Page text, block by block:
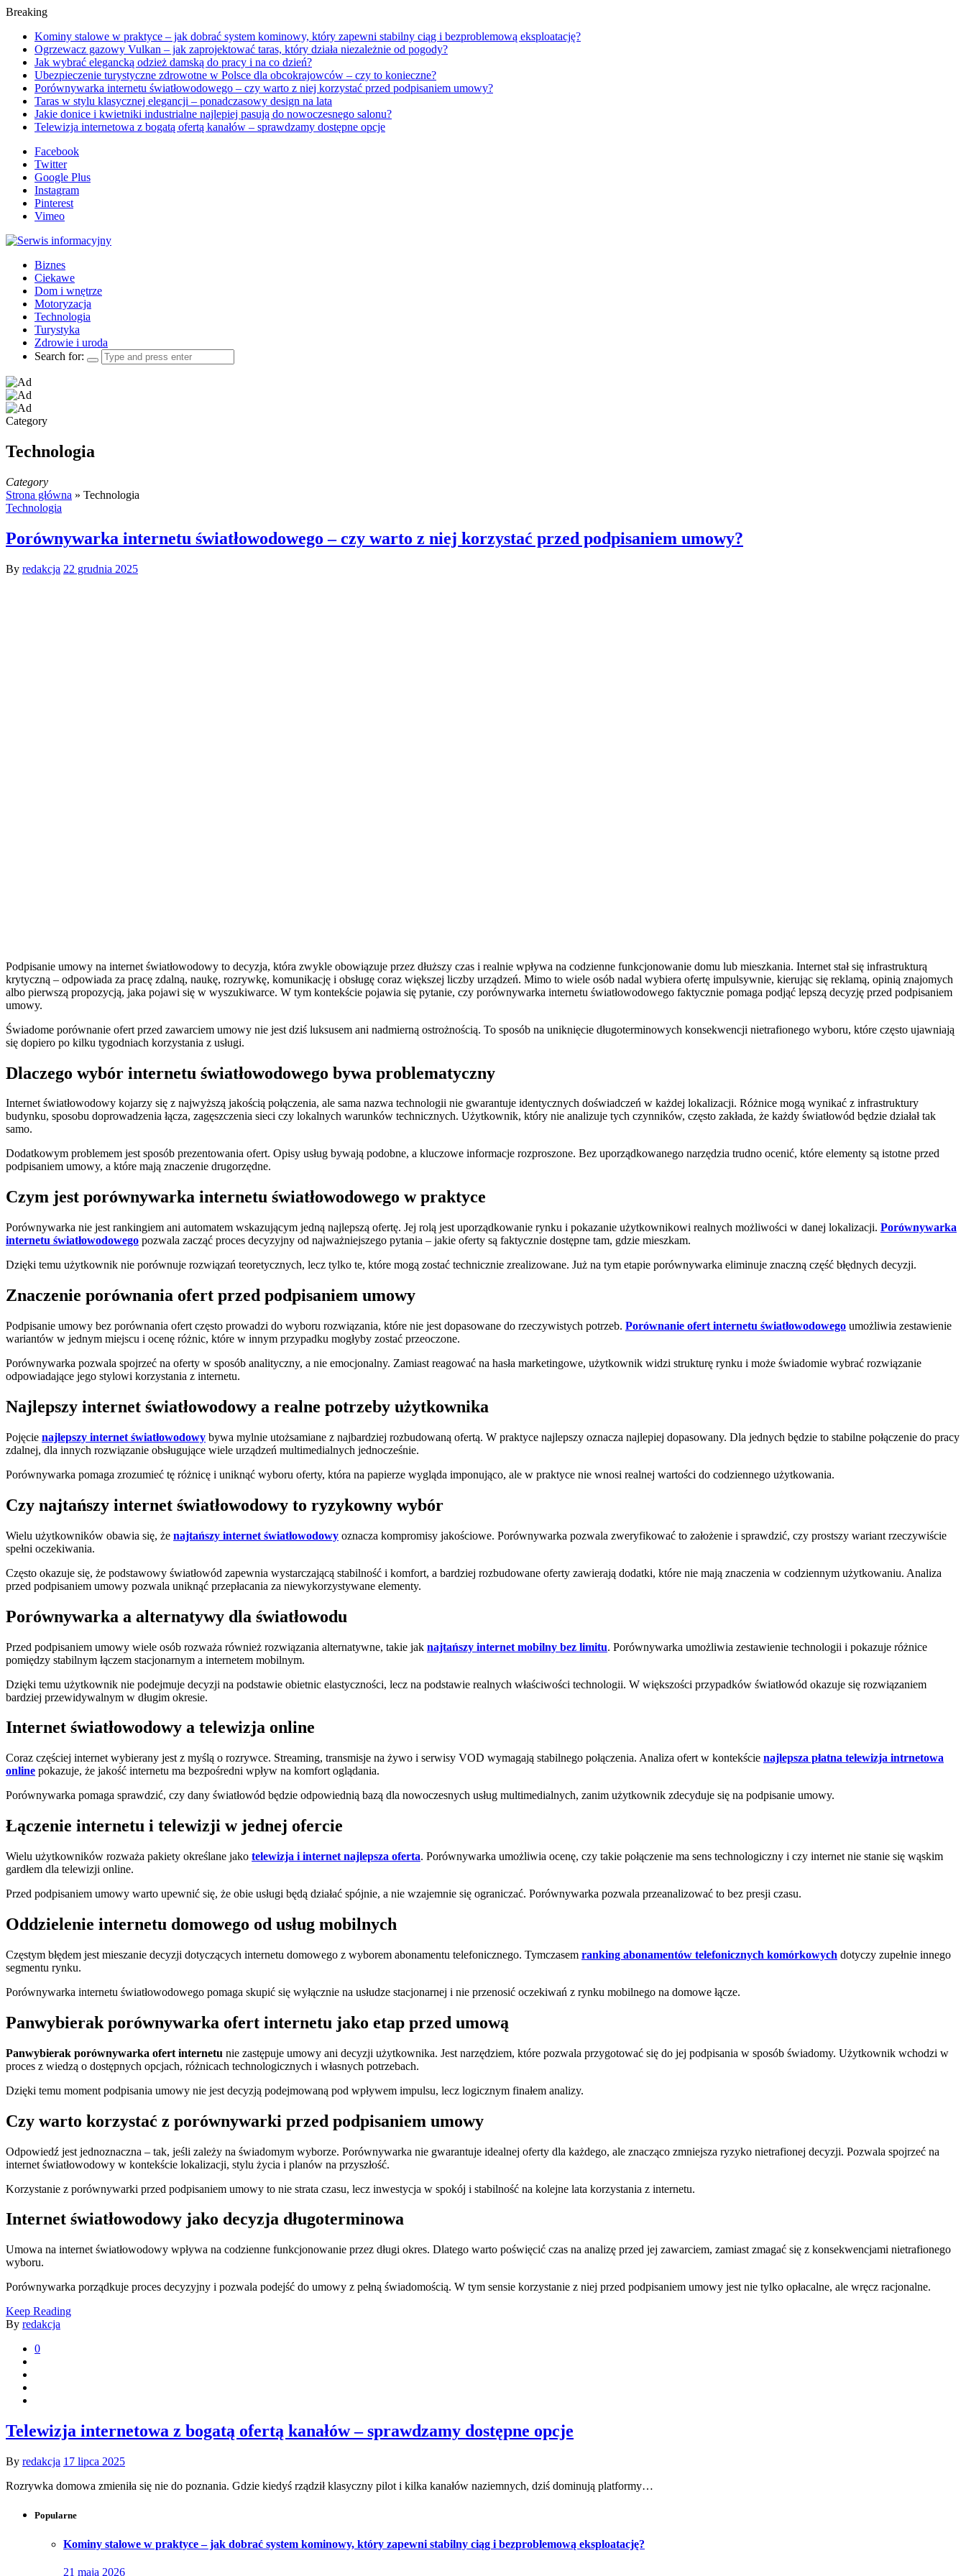
Breaking
Kominy stalowe w praktyce – jak dobrać system kominowy, który zapewni stabilny ciąg i bezproblemową eksploatację?
Ogrzewacz gazowy Vulkan – jak zaprojektować taras, który działa niezależnie od pogody?
Jak wybrać elegancką odzież damską do pracy i na co dzień?
Ubezpieczenie turystyczne zdrowotne w Polsce dla obcokrajowców – czy to konieczne?
Porównywarka internetu światłowodowego – czy warto z niej korzystać przed podpisaniem umowy?
Taras w stylu klasycznej elegancji – ponadczasowy design na lata
Jakie donice i kwietniki industrialne najlepiej pasują do nowoczesnego salonu?
Telewizja internetowa z bogatą ofertą kanałów – sprawdzamy dostępne opcje
Facebook
Twitter
Google Plus
Instagram
Pinterest
Vimeo
Biznes
Ciekawe
Dom i wnętrze
Motoryzacja
Technologia
Turystyka
Zdrowie i uroda
Search for:
Category
Technologia
Category
Strona główna » Technologia
Technologia
Porównywarka internetu światłowodowego – czy warto z niej korzystać przed podpisaniem umowy?
By redakcja 22 grudnia 2025
Podpisanie umowy na internet światłowodowy to decyzja, która zwykle obowiązuje przez dłuższy czas i realnie wpływa na codzienne funkcjonowanie domu lub mieszkania. Internet stał się infrastrukturą
krytyczną – odpowiada za pracę zdalną, naukę, rozrywkę, komunikację i obsługę coraz większej liczby urządzeń. Mimo to wiele osób nadal wybiera ofertę impulsywnie, kierując się reklamą, opinią znajomych
albo pierwszą propozycją, jaka pojawi się w wyszukiwarce. W tym kontekście pojawia się pytanie, czy porównywarka internetu światłowodowego faktycznie pomaga podjąć lepszą decyzję przed podpisaniem
umowy.
Świadome porównanie ofert przed zawarciem umowy nie jest dziś luksusem ani nadmierną ostrożnością. To sposób na uniknięcie długoterminowych konsekwencji nietrafionego wyboru, które często ujawniają
się dopiero po kilku tygodniach korzystania z usługi.
Dlaczego wybór internetu światłowodowego bywa problematyczny
Internet światłowodowy kojarzy się z najwyższą jakością połączenia, ale sama nazwa technologii nie gwarantuje identycznych doświadczeń w każdej lokalizacji. Różnice mogą wynikać z infrastruktury
budynku, sposobu doprowadzenia łącza, zagęszczenia sieci czy lokalnych warunków technicznych. Użytkownik, który nie analizuje tych czynników, często zakłada, że każdy światłowód będzie działał tak
samo.
Dodatkowym problemem jest sposób prezentowania ofert. Opisy usług bywają podobne, a kluczowe informacje rozproszone. Bez uporządkowanego narzędzia trudno ocenić, które elementy są istotne przed
podpisaniem umowy, a które mają znaczenie drugorzędne.
Czym jest porównywarka internetu światłowodowego w praktyce
Porównywarka nie jest rankingiem ani automatem wskazującym jedną najlepszą ofertę. Jej rolą jest uporządkowanie rynku i pokazanie użytkownikowi realnych możliwości w danej lokalizacji. Porównywarka
internetu światłowodowego pozwala zacząć proces decyzyjny od najważniejszego pytania – jakie oferty są faktycznie dostępne tam, gdzie mieszkam.
Dzięki temu użytkownik nie porównuje rozwiązań teoretycznych, lecz tylko te, które mogą zostać technicznie zrealizowane. Już na tym etapie porównywarka eliminuje znaczną część błędnych decyzji.
Znaczenie porównania ofert przed podpisaniem umowy
Podpisanie umowy bez porównania ofert często prowadzi do wyboru rozwiązania, które nie jest dopasowane do rzeczywistych potrzeb. Porównanie ofert internetu światłowodowego umożliwia zestawienie
wariantów w jednym miejscu i ocenę różnic, które w innym przypadku mogłyby zostać przeoczone.
Porównywarka pozwala spojrzeć na oferty w sposób analityczny, a nie emocjonalny. Zamiast reagować na hasła marketingowe, użytkownik widzi strukturę rynku i może świadomie wybrać rozwiązanie
odpowiadające jego stylowi korzystania z internetu.
Najlepszy internet światłowodowy a realne potrzeby użytkownika
Pojęcie najlepszy internet światłowodowy bywa mylnie utożsamiane z najbardziej rozbudowaną ofertą. W praktyce najlepszy oznacza najlepiej dopasowany. Dla jednych będzie to stabilne połączenie do pracy
zdalnej, dla innych rozwiązanie obsługujące wiele urządzeń multimedialnych jednocześnie.
Porównywarka pomaga zrozumieć tę różnicę i uniknąć wyboru oferty, która na papierze wygląda imponująco, ale w praktyce nie wnosi realnej wartości do codziennego użytkowania.
Czy najtańszy internet światłowodowy to ryzykowny wybór
Wielu użytkowników obawia się, że najtańszy internet światłowodowy oznacza kompromisy jakościowe. Porównywarka pozwala zweryfikować to założenie i sprawdzić, czy prostszy wariant rzeczywiście
spełni oczekiwania.
Często okazuje się, że podstawowy światłowód zapewnia wystarczającą stabilność i komfort, a bardziej rozbudowane oferty zawierają dodatki, które nie mają znaczenia w codziennym użytkowaniu. Analiza
przed podpisaniem umowy pozwala uniknąć przepłacania za niewykorzystywane elementy.
Porównywarka a alternatywy dla światłowodu
Przed podpisaniem umowy wiele osób rozważa również rozwiązania alternatywne, takie jak najtańszy internet mobilny bez limitu. Porównywarka umożliwia zestawienie technologii i pokazuje różnice
pomiędzy stabilnym łączem stacjonarnym a internetem mobilnym.
Dzięki temu użytkownik nie podejmuje decyzji na podstawie obietnic elastyczności, lecz na podstawie realnych właściwości technologii. W większości przypadków światłowód okazuje się rozwiązaniem
bardziej przewidywalnym w długim okresie.
Internet światłowodowy a telewizja online
Coraz częściej internet wybierany jest z myślą o rozrywce. Streaming, transmisje na żywo i serwisy VOD wymagają stabilnego połączenia. Analiza ofert w kontekście najlepsza płatna telewizja intrnetowa
online pokazuje, że jakość internetu ma bezpośredni wpływ na komfort oglądania.
Porównywarka pomaga sprawdzić, czy dany światłowód będzie odpowiednią bazą dla nowoczesnych usług multimedialnych, zanim użytkownik zdecyduje się na podpisanie umowy.
Łączenie internetu i telewizji w jednej ofercie
Wielu użytkowników rozważa pakiety określane jako telewizja i internet najlepsza oferta. Porównywarka umożliwia ocenę, czy takie połączenie ma sens technologiczny i czy internet nie stanie się wąskim
gardłem dla telewizji online.
Przed podpisaniem umowy warto upewnić się, że obie usługi będą działać spójnie, a nie wzajemnie się ograniczać. Porównywarka pozwala przeanalizować to bez presji czasu.
Oddzielenie internetu domowego od usług mobilnych
Częstym błędem jest mieszanie decyzji dotyczących internetu domowego z wyborem abonamentu telefonicznego. Tymczasem ranking abonamentów telefonicznych komórkowych dotyczy zupełnie innego
segmentu rynku.
Porównywarka internetu światłowodowego pomaga skupić się wyłącznie na usłudze stacjonarnej i nie przenosić oczekiwań z rynku mobilnego na domowe łącze.
Panwybierak porównywarka ofert internetu jako etap przed umową
Panwybierak porównywarka ofert internetu nie zastępuje umowy ani decyzji użytkownika. Jest narzędziem, które pozwala przygotować się do jej podpisania w sposób świadomy. Użytkownik wchodzi w
proces z wiedzą o dostępnych opcjach, różnicach technologicznych i własnych potrzebach.
Dzięki temu moment podpisania umowy nie jest decyzją podejmowaną pod wpływem impulsu, lecz logicznym finałem analizy.
Czy warto korzystać z porównywarki przed podpisaniem umowy
Odpowiedź jest jednoznaczna – tak, jeśli zależy na świadomym wyborze. Porównywarka nie gwarantuje idealnej oferty dla każdego, ale znacząco zmniejsza ryzyko nietrafionej decyzji. Pozwala spojrzeć na
internet światłowodowy w kontekście lokalizacji, stylu życia i planów na przyszłość.
Korzystanie z porównywarki przed podpisaniem umowy to nie strata czasu, lecz inwestycja w spokój i stabilność na kolejne lata korzystania z internetu.
Internet światłowodowy jako decyzja długoterminowa
Umowa na internet światłowodowy wpływa na codzienne funkcjonowanie przez długi okres. Dlatego warto poświęcić czas na analizę przed jej zawarciem, zamiast zmagać się z konsekwencjami nietrafionego
wyboru.
Porównywarka porządkuje proces decyzyjny i pozwala podejść do umowy z pełną świadomością. W tym sensie korzystanie z niej przed podpisaniem umowy jest nie tylko opłacalne, ale wręcz racjonalne.
Keep Reading
By redakcja
0
Telewizja internetowa z bogatą ofertą kanałów – sprawdzamy dostępne opcje
By redakcja 17 lipca 2025
Rozrywka domowa zmieniła się nie do poznania. Gdzie kiedyś rządził klasyczny pilot i kilka kanałów naziemnych, dziś dominują platformy…
Popularne
Kominy stalowe w praktyce – jak dobrać system kominowy, który zapewni stabilny ciąg i bezproblemową eksploatację?
21 maja 2026